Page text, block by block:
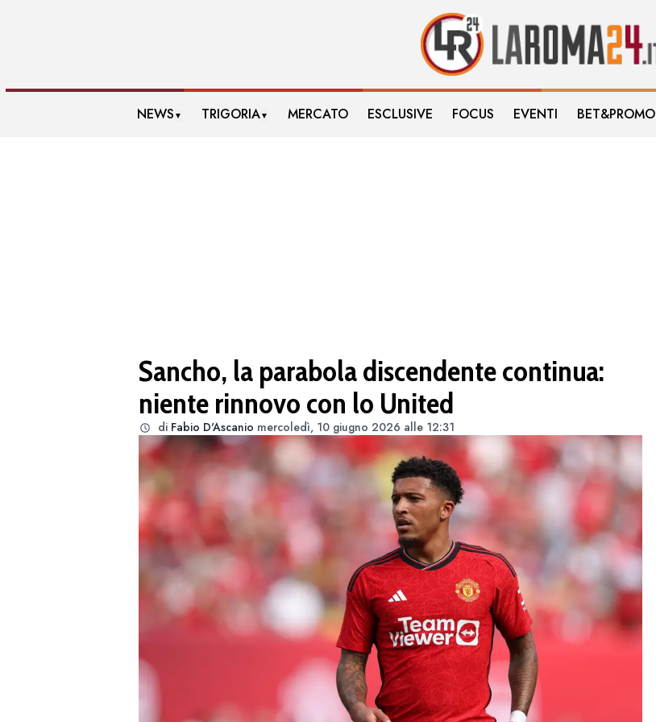
NEWS ▼ TRIGORIA▼ MERCATO ESCLUSIVE FOCUS EVENTI BET&PROMO
Sancho, la parabola discendente continua:
niente rinnovo con lo United
di Fabio D'Ascanio mercoledì, 10 giugno 2026 alle 12:31